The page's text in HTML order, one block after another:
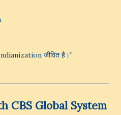
जीवित है।”
CBS Global System